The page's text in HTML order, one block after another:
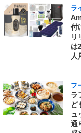
ラ
付
リ
は
人
フ
ラ
ど
ュ
通